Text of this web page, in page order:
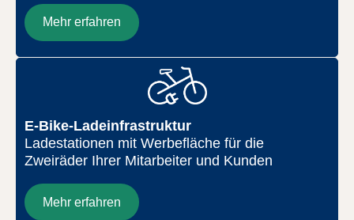
Mehr erfahren
E-Bike-Ladeinfrastruktur
Ladestationen mit Werbefläche für die
Zweiräder Ihrer Mitarbeiter und Kunden
Mehr erfahren